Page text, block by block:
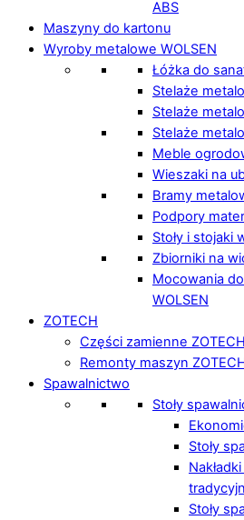
ABS
Maszyny do kartonu
Wyroby metalowe WOLSEN
Łóżka do
Stelaże
Stelaże
Stelaże
Meble
Wieszaki na
Bramy
Podpory
Stoły i stojaki
Zbiorniki na
Mocowania
WOLSEN
ZOTECH
Części zamienne ZOTECH
Remonty maszyn
Spawalnictwo
Stoły
Stoły
Stoły